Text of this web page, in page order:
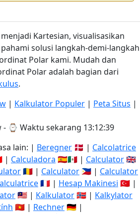
Kartesian, visualisasikan
solusi langkah-demi-langkah
Polar kami. Mudah dan
Polar adalah bagian dari
.
| Kalkulator Populer | Peta Situs |
- ⌚ Waktu sekarang 13:12:40
lain: | Beregner 🇩🇰 | Calcolatrice
| Calculadora 🇪🇸🇲🇽 | Calculator🇬🇧
🇷🇴 | Calculator 🇵🇭 | Calculator
🇫🇷 | Hesap Makinesi 🇹🇷 |
🇲🇾 | Kalkulator🇳🇴 | Kalkylator
🇻🇳 | Rechner🇩🇪 |